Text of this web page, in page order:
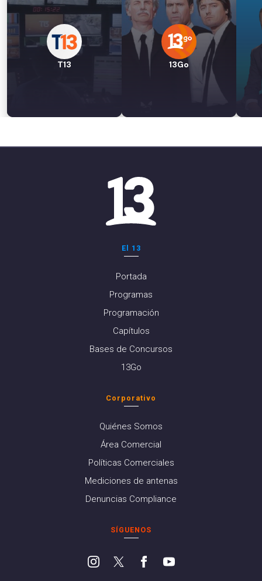
T13 13Go
El 13
Portada
Programas
Programación
Capítulos
Bases de Concursos
13Go
Corporativo
Quiénes Somos
Área Comercial
Políticas Comerciales
Mediciones de antenas
Denuncias Compliance
SÍGUENOS